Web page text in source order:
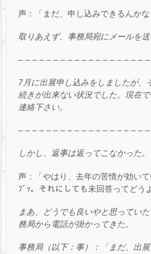
声：「まだ、申し込みできるんかな
取りあえず、事務局宛にメールを送
– – – – – – – – – – – – – – – – – –
7月に出展申し込みをしましたが、
続きが出来ない状況でした。現在
連絡下さい。
– – – – – – – – – – – – – – – – – –
しかし、返事は返ってこなかった。
声：「やはり、去年の苦情が効い
ﾌﾞｯ。それにしても未回答ってどう
まあ、どうでも良いやと思ってい
務局から電話が掛かってきた。
事務局（以下：事）：「まだ、出